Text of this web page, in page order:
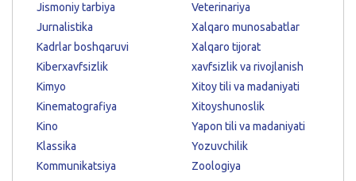
Jismoniy tarbiya
Jurnalistika
Kadrlar boshqaruvi
Kiberxavfsizlik
Kimyo
Kinematografiya
Kino
Klassika
Kommunikatsiya
Veterinariya
Xalqaro munosabatlar
Xalqaro tijorat
xavfsizlik va rivojlanish
Xitoy tili va madaniyati
Xitoyshunoslik
Yapon tili va madaniyati
Yozuvchilik
Zoologiya